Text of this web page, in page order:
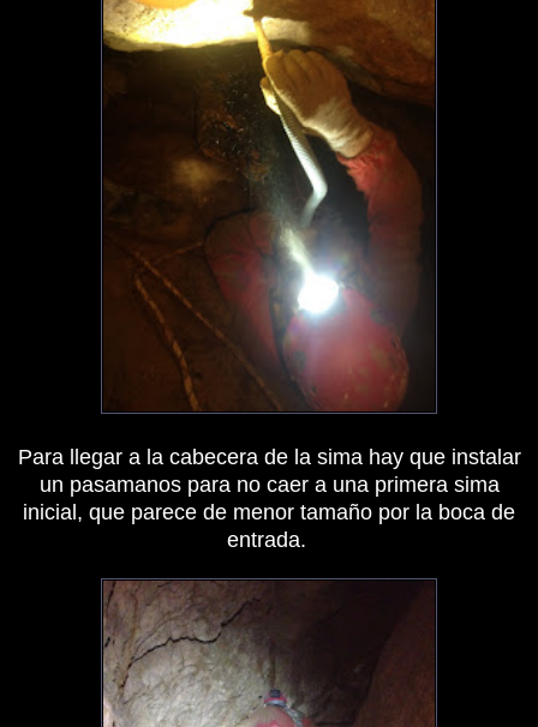
Para llegar a la cabecera de la sima hay que instalar
un pasamanos para no caer a una primera sima
inicial, que parece de menor tamaño por la boca de
entrada.